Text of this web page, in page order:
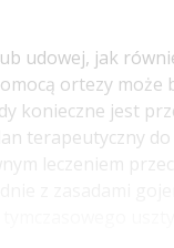
udowej, jak
ortezy
konieczne jest
terapeutyczny
leczeniem